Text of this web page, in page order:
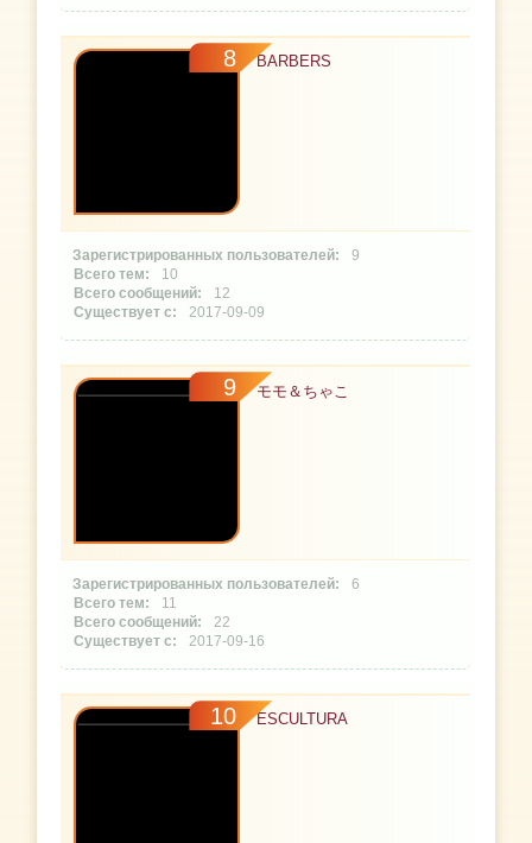
8 BARBERS
9
10
12
2017-09-09
9 モモ＆ちゃこ
6
11
22
2017-09-16
10 ESCULTURA